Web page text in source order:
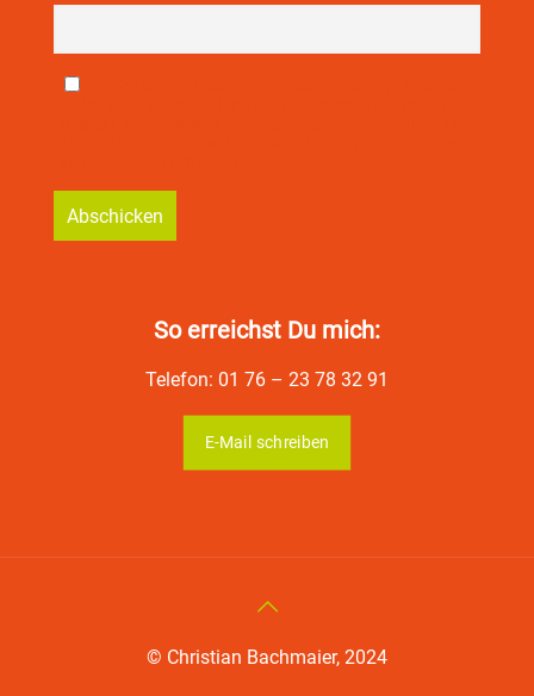
So erreichst Du mich:
Telefon: 01 76 – 23 78 32 91
E-Mail schreiben
© Christian Bachmaier, 2024